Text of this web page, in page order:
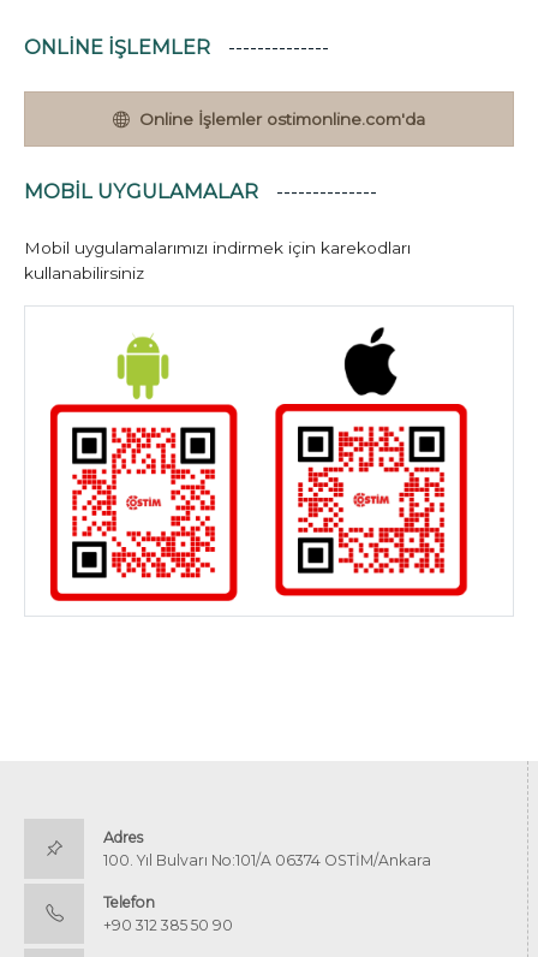
ONLINE İŞLEMLER
Online İşlemler ostimonline.com'da
MOBIL UYGULAMALAR
Mobil uygulamalarımızı indirmek için karekodları
kullanabilirsiniz
Adres
100. Yıl Bulvarı No:101/A 06374 OSTİM/Ankara
Telefon
+90 312 385 50 90